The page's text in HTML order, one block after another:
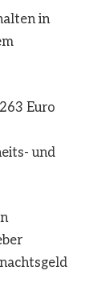
in
Euro
und